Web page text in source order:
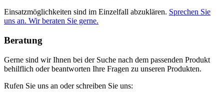
Einsatzmöglichkeiten sind im Einzelfall abzuklären. Sprechen Sie
uns an. Wir beraten Sie gerne.
Beratung
Gerne sind wir Ihnen bei der Suche nach dem passenden Produkt
behilflich oder beantworten Ihre Fragen zu unseren Produkten.
Rufen Sie uns an oder schreiben Sie uns: